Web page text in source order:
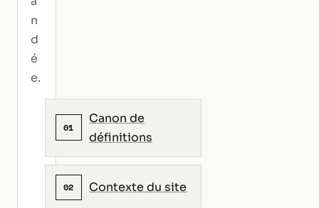
n
d
é
e.
01
Canon de
définitions
02 Contexte du site